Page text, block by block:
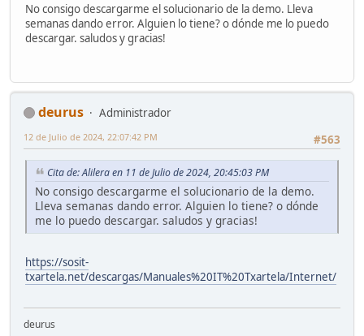
No consigo descargarme el solucionario de la demo. Lleva
semanas dando error. Alguien lo tiene? o dónde me lo puedo
descargar. saludos y gracias!
deurus
Administrador
#563
12 de Julio de 2024, 22:07:42 PM
Cita de: Alilera en 11 de Julio de 2024, 20:45:03 PM
No consigo descargarme el solucionario de la demo.
Lleva semanas dando error. Alguien lo tiene? o dónde
me lo puedo descargar. saludos y gracias!
https://sosit-
txartela.net/descargas/Manuales%20IT%20Txartela/Internet/
deurus